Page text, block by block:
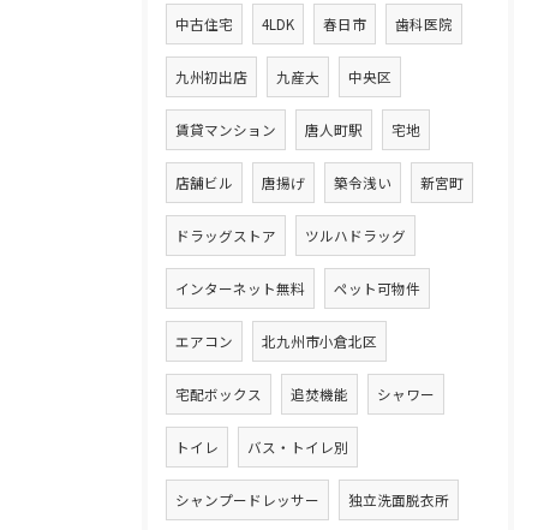
中古住宅 4LDK 春日市 歯科医院
九州初出店 九産大 中央区
賃貸マンション 唐人町駅 宅地
店舗ビル 唐揚げ 築令浅い 新宮町
ドラッグストア ツルハドラッグ
インターネット無料 ペット可物件
エアコン 北九州市小倉北区
宅配ボックス 追焚機能 シャワー
トイレ バス・トイレ別
シャンプードレッサー 独立洗面脱衣所